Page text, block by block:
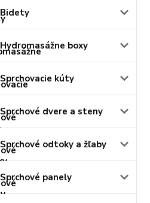
Bidety
Hydromasážne boxy
Sprchovacie kúty
Sprchové dvere a steny
Sprchové odtoky a žľaby
Sprchové panely